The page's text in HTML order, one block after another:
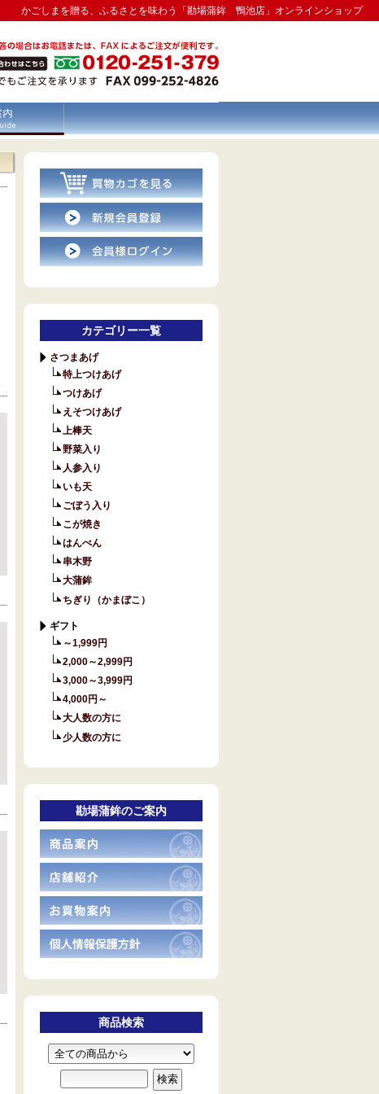
かごしまを贈る、ふるさとを味わう「勘場蒲鉾 鴨池店」オンラインショップ
カテゴリー一覧
さつまあげ
特上つけあげ
つけあげ
えそつけあげ
上棒天
野菜入り
人参入り
いも天
ごぼう入り
こが焼き
はんぺん
串木野
大蒲鉾
ちぎり（かまぼこ）
ギフト
～1,999円
2,000～2,999円
3,000～3,999円
4,000円～
大人数の方に
少人数の方に
勘場蒲鉾のご案内
商品検索